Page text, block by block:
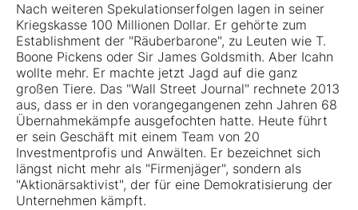
Nach weiteren Spekulationserfolgen lagen in seiner
Kriegskasse 100 Millionen Dollar. Er gehörte zum
Establishment der "Räuberbarone", zu Leuten wie T.
Boone Pickens oder Sir James Goldsmith. Aber Icahn
wollte mehr. Er machte jetzt Jagd auf die ganz
großen Tiere. Das "Wall Street Journal" rechnete 2013
aus, dass er in den vorangegangenen zehn Jahren 68
Übernahmekämpfe ausgefochten hatte. Heute führt
er sein Geschäft mit einem Team von 20
Investmentprofis und Anwälten. Er bezeichnet sich
längst nicht mehr als "Firmenjäger", sondern als
"Aktionärsaktivist", der für eine Demokratisierung der
Unternehmen kämpft.